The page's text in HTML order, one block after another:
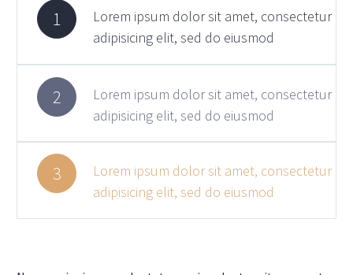
1
Lorem ipsum dolor sit amet, consectetur
adipisicing elit, sed do eiusmod
2
Lorem ipsum dolor sit amet, consectetur
adipisicing elit, sed do eiusmod
3
Lorem ipsum dolor sit amet, consectetur
adipisicing elit, sed do eiusmod